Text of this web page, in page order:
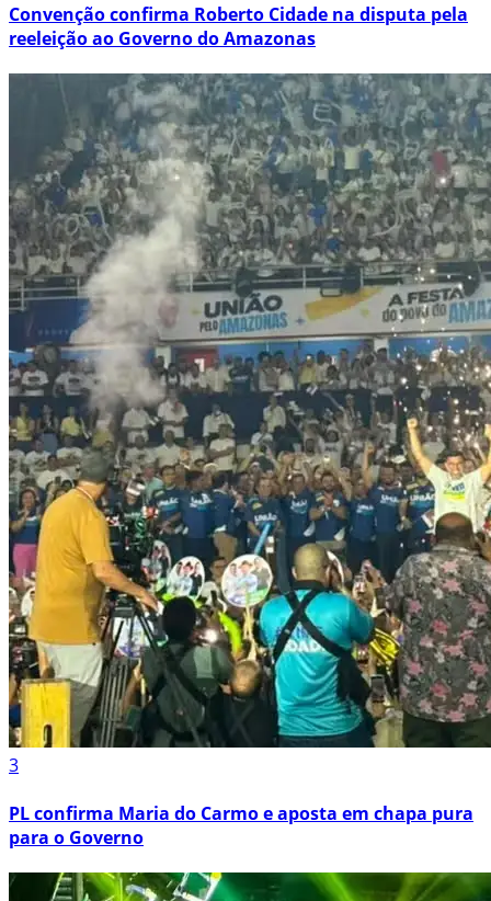
Convenção confirma Roberto Cidade na disputa pela
reeleição ao Governo do Amazonas
3
PL confirma Maria do Carmo e aposta em chapa pura
para o Governo